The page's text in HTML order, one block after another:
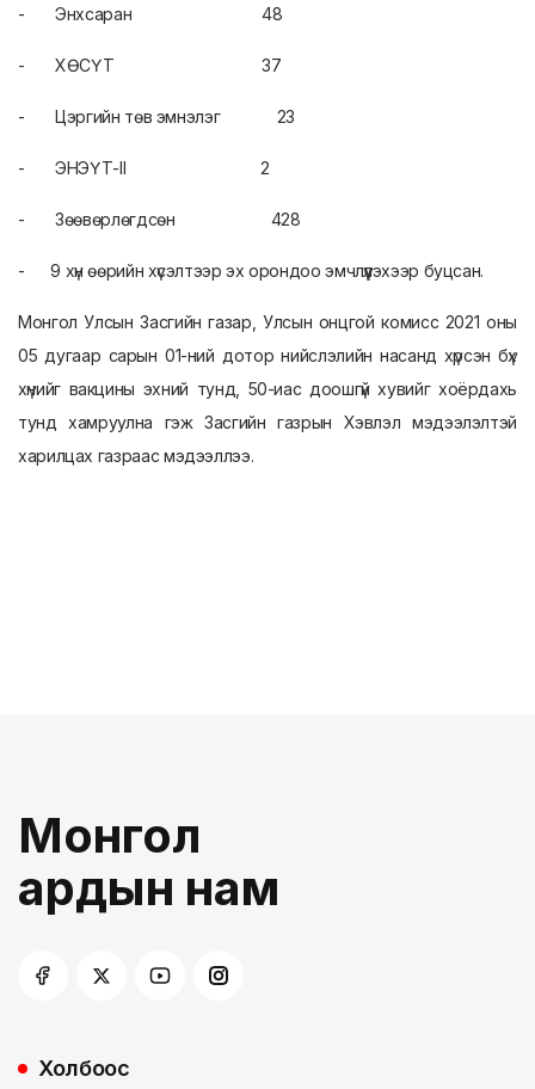
- Энхсаран 48
- ХӨСҮТ 37
- Цэргийн төв эмнэлэг 23
- ЭНЭҮТ-II 2
- Зөөвөрлөгдсөн 428
- 9 хүн өөрийн хүсэлтээр эх орондоо эмчлүүлэхээр буцсан.
Монгол Улсын Засгийн газар, Улсын онцгой комисс 2021 оны
05 дугаар сарын 01-ний дотор нийслэлийн насанд хүрсэн бүх
хүнийг вакцины эхний тунд, 50-иас доошгүй хувийг хоёрдахь
тунд хамруулна гэж Засгийн газрын Хэвлэл мэдээлэлтэй
харилцах газраас мэдээллээ.
Монгол
ардын нам
Холбоос